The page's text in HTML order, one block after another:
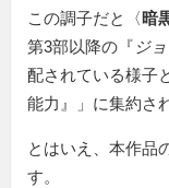
この調子だと〈暗
第3部以降の『 ジ
配されている様子
能力』」に集約さ
とはいえ、本作
す。